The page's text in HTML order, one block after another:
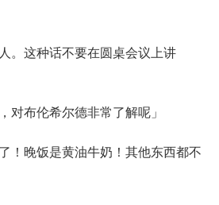
这种话不要在圆桌会议上讲
布伦希尔德非常了解呢」
晚饭是黄油牛奶！其他东西都不